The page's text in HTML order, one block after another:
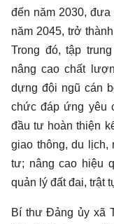
đến năm 2030,
năm 2045, trở
Trong đó, tập
nâng cao chất
dựng đội ngũ cán
chức đáp ứng yêu
đầu tư hoàn thiện
giao thông, du lịch,
tư; nâng cao hiệu
quản lý đất đai, trật
Bí thư Đảng ủy xã